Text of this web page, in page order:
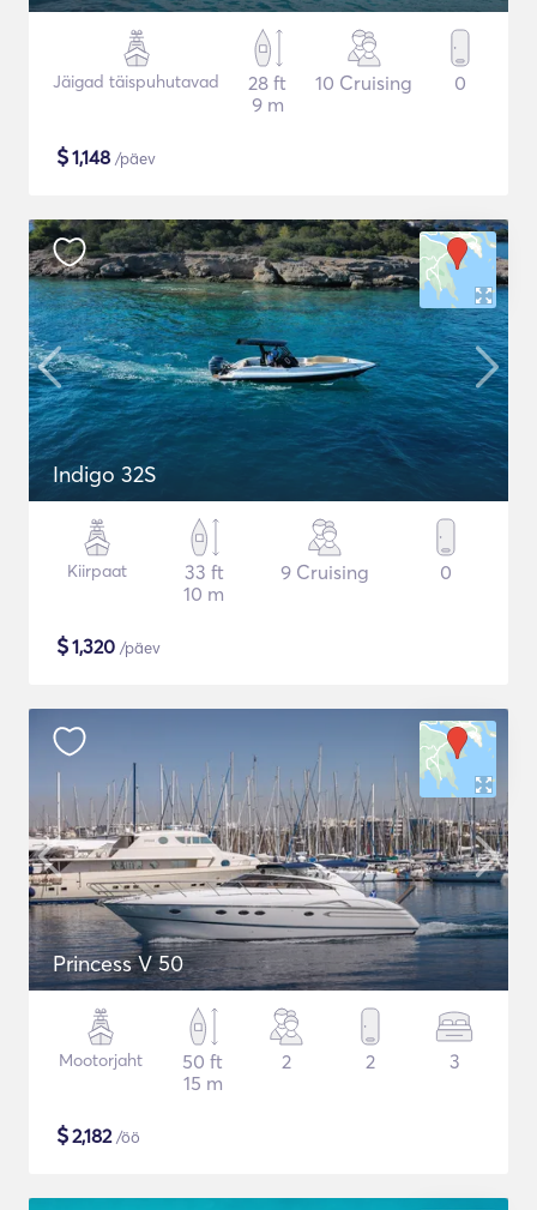
Jäigad täispuhutavad
28 ft
9 m
10 Cruising 0
$1,148 /päev
Indigo 32S
Kiirpaat
33 ft
10 m
9 Cruising 0
$1,320 /päev
Princess V 50
Mootorjaht
50 ft
15 m
2 2 3
$2,182/öö